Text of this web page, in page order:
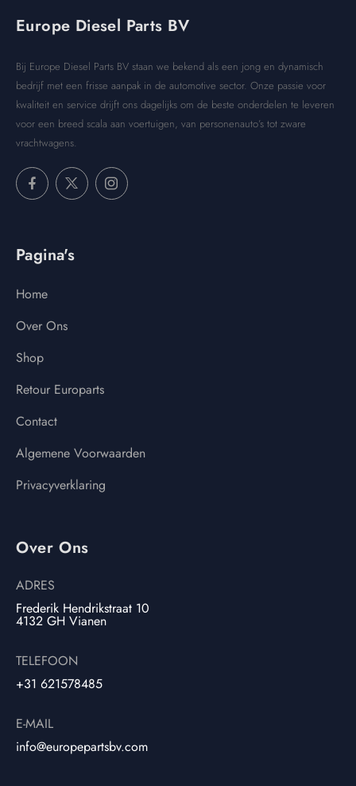
Europe Diesel Parts BV
Bij Europe Diesel Parts BV staan we bekend als een jong en dynamisch
bedrijf met een frisse aanpak in de automotive sector. Onze passie voor
kwaliteit en service drijft ons dagelijks om de beste onderdelen te leveren
voor een breed scala aan voertuigen, van personenauto’s tot zware
vrachtwagens.
Pagina's
Home
Over Ons
Shop
Retour Europarts
Contact
Algemene Voorwaarden
Privacyverklaring
Over Ons
ADRES
Frederik Hendrikstraat 10
4132 GH Vianen
TELEFOON
+31 621578485
E-MAIL
info@europepartsbv.com